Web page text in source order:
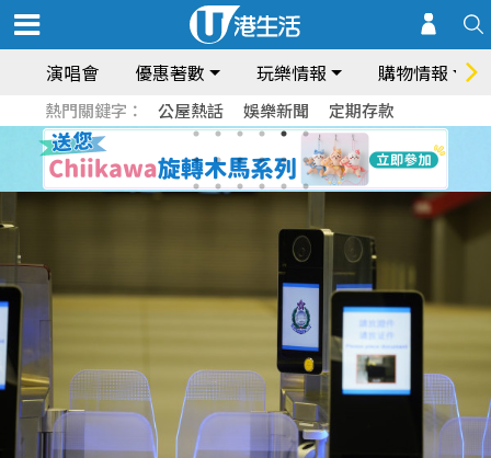
演唱會 優惠著數 玩樂情報 購物情報
熱門關鍵字： 公屋熱話 娛樂新聞 定期存款